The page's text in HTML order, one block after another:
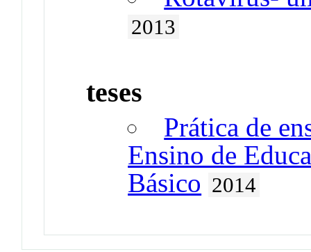
2013
teses
Prática de
Ensino de
Básico 2014